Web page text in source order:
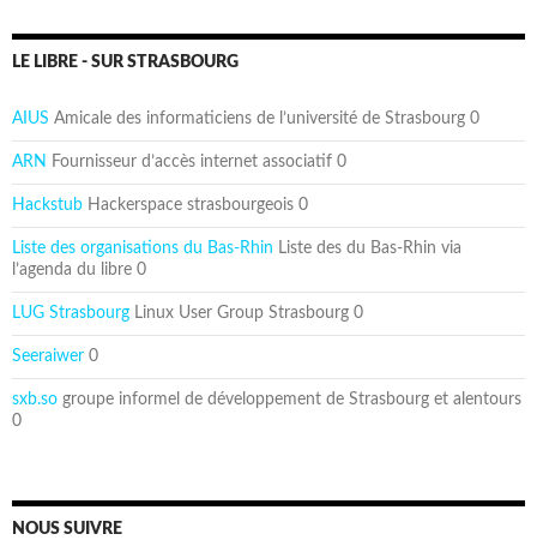
LE LIBRE - SUR STRASBOURG
AIUS Amicale des informaticiens de l’université de Strasbourg 0
ARN Fournisseur d’accès internet associatif 0
Hackstub Hackerspace strasbourgeois 0
Liste des organisations du Bas-Rhin Liste des du Bas-Rhin via
l’agenda du libre 0
LUG Strasbourg Linux User Group Strasbourg 0
Seeraiwer 0
sxb.so groupe informel de développement de Strasbourg et alentours
0
NOUS SUIVRE